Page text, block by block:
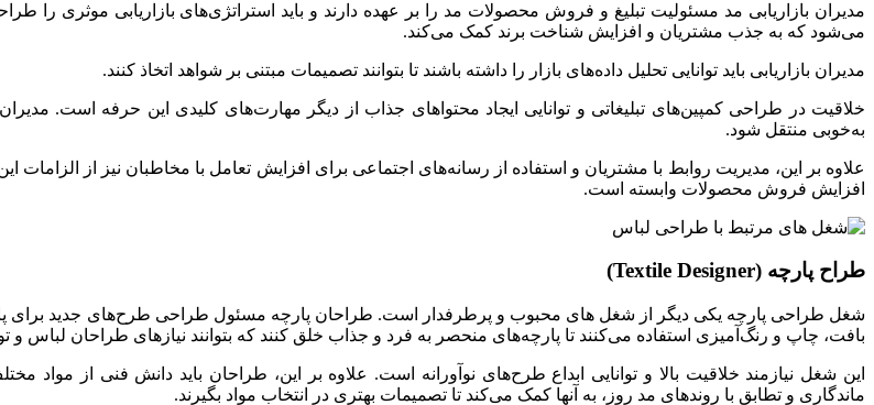
مدیران بازاریابی مد مسئولیت تبلیغ و فروش محصولات مد را بر عهده دارند و باید استراتژی‌های بازاریابی موثری را
می‌شود که به جذب مشتریان و افزایش شناخت برند کمک می‌کند.
مدیران بازاریابی باید توانایی تحلیل داده‌های بازار را داشته باشند تا بتوانند تصمیمات مبتنی بر شواهد اتخاذ کنند.
خلاقیت در طراحی کمپین‌های تبلیغاتی و توانایی ایجاد محتواهای جذاب از دیگر مهارت‌های کلیدی این حرفه است. مدیران
به‌خوبی منتقل شود.
علاوه بر این، مدیریت روابط با مشتریان و استفاده از رسانه‌های اجتماعی برای افزایش تعامل با مخاطبان نیز از الزامات
افزایش فروش محصولات وابسته است.
طراح پارچه (Textile Designer)
شغل طراحی پارچه یکی دیگر از شغل های محبوب و پرطرفدار است. طراحان پارچه مسئول طراحی طرح‌های جدید برای
بافت، چاپ و رنگ‌آمیزی استفاده می‌کنند تا پارچه‌های منحصر به فرد و جذاب خلق کنند که بتوانند نیازهای طراحان لباس و
این شغل نیازمند خلاقیت بالا و توانایی ابداع طرح‌های نوآورانه است. علاوه بر این، طراحان باید دانش فنی از مواد
ماندگاری و تطابق با روندهای مد روز، به آنها کمک می‌کند تا تصمیمات بهتری در انتخاب مواد بگیرند.